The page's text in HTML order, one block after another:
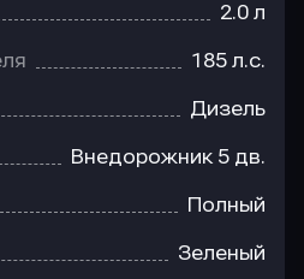
2.0 л
185 л.с.
Дизель
Внедорожник 5 дв.
Полный
Зеленый